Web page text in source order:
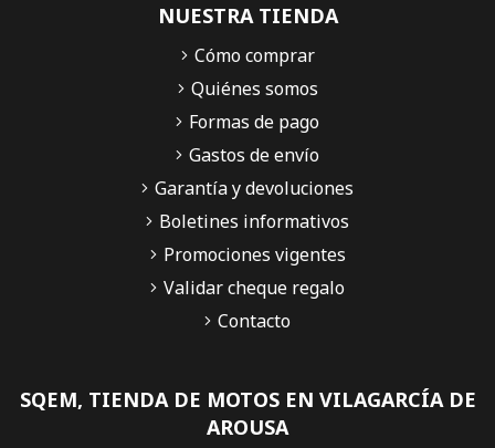
SQEM, TIENDA DE MOTOS EN VILAGARCÍA DE
AROUSA
NUESTRA TIENDA
Cómo comprar
Quiénes somos
Formas de pago
Gastos de envío
Garantía y devoluciones
Boletines informativos
Promociones vigentes
Validar cheque regalo
Contacto